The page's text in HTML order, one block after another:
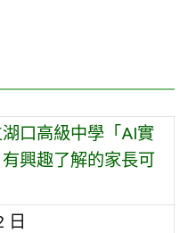
口高級中學「AI實
興趣了解的家長可
日